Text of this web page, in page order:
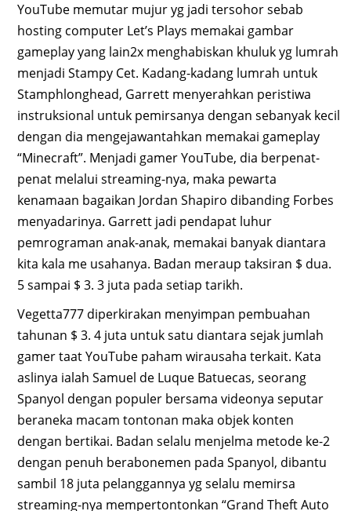
YouTube memutar mujur yg jadi tersohor sebab
hosting computer Let’s Plays memakai gambar
gameplay yang lain2x menghabiskan khuluk yg lumrah
menjadi Stampy Cet. Kadang-kadang lumrah untuk
Stamphlonghead, Garrett menyerahkan peristiwa
instruksional untuk pemirsanya dengan sebanyak kecil
dengan dia mengejawantahkan memakai gameplay
“Minecraft”. Menjadi gamer YouTube, dia berpenat-
penat melalui streaming-nya, maka pewarta
kenamaan bagaikan Jordan Shapiro dibanding Forbes
menyadarinya. Garrett jadi pendapat luhur
pemrograman anak-anak, memakai banyak diantara
kita kala me usahanya. Badan meraup taksiran $ dua.
5 sampai $ 3. 3 juta pada setiap tarikh.
Vegetta777 diperkirakan menyimpan pembuahan
tahunan $ 3. 4 juta untuk satu diantara sejak jumlah
gamer taat YouTube paham wirausaha terkait. Kata
aslinya ialah Samuel de Luque Batuecas, seorang
Spanyol dengan populer bersama videonya seputar
beraneka macam tontonan maka objek konten
dengan bertikai. Badan selalu menjelma metode ke-2
dengan penuh berabonemen pada Spanyol, dibantu
sambil 18 juta pelanggannya yg selalu memirsa
streaming-nya mempertontonkan “Grand Theft Auto